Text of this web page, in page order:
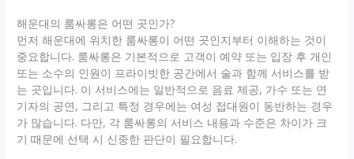
해운대의 룸싸롱은 어떤 곳인가?
먼저 해운대에 위치한 룸싸롱이 어떤 곳인지부터 이해하는 것이
중요합니다. 룸싸롱은 기본적으로 고객이 예약 또는 입장 후 개인
또는 소수의 인원이 프라이빗한 공간에서 술과 함께 서비스를 받
는 곳입니다. 이 서비스에는 일반적으로 음료 제공, 가수 또는 연
기자의 공연, 그리고 특정 경우에는 여성 접대원이 동반하는 경우
가 많습니다. 다만, 각 룸싸롱의 서비스 내용과 수준은 차이가 크
기 때문에 선택 시 신중한 판단이 필요합니다.